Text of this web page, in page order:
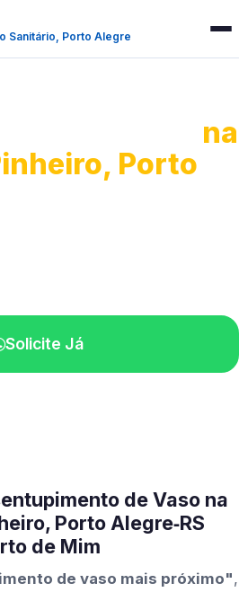
Sanitário, Porto Alegre
na
Porto
Solicite Já
de Vaso na
Porto Alegre‑RS
de Mim
de vaso mais próximo",